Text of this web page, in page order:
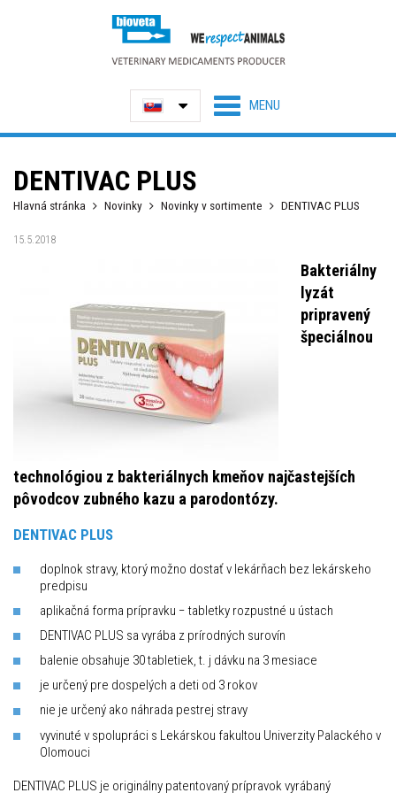
DENTIVAC PLUS
Hlavná stránka Novinky Novinky v sortimente DENTIVAC PLUS
15.5.2018
Bakteriálny
lyzát
pripravený
špeciálnou
technológiou z bakteriálnych kmeňov najčastejších
pôvodcov zubného kazu a parodontózy.
DENTIVAC PLUS
doplnok stravy, ktorý možno dostať v lekárňach bez lekárskeho
predpisu
aplikačná forma prípravku − tabletky rozpustné u ústach
DENTIVAC PLUS sa vyrába z prírodných surovín
balenie obsahuje 30 tabletiek, t. j dávku na 3 mesiace
je určený pre dospelých a deti od 3 rokov
nie je určený ako náhrada pestrej stravy
vyvinuté v spolupráci s Lekárskou fakultou Univerzity Palackého v
Olomouci
DENTIVAC PLUS je originálny patentovaný prípravok vyrábaný